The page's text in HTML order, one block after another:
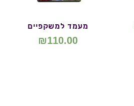
מעמד למשקפיים
₪110.00